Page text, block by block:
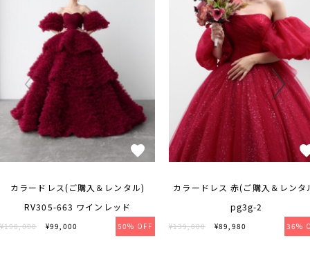
カラードレス(ご購入＆レンタル)
RV305-663 ワインレッド
¥198,000 ¥99,000 50% OFF
カラードレス 赤(ご購入＆レンタ
pg3g-2
¥139,000 ¥89,980 36%